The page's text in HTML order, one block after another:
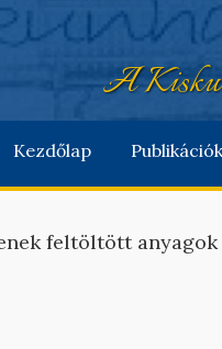
A
Kezdőlap Publikációk
feltöltött anyagok